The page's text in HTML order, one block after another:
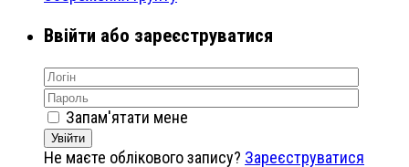
Ввійти або зареєструватися
Запам'ятати мене
Увійти
Не маєте облікового запису? Зареєструватися